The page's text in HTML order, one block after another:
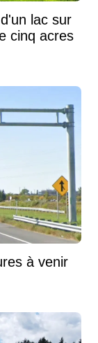
lac sur
cinq acres
à venir